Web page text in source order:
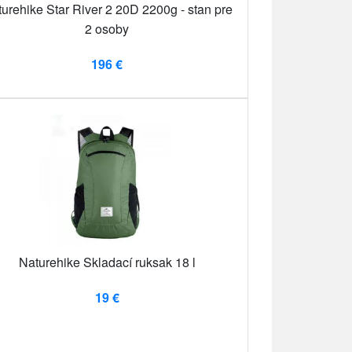
Star River 2 20D 2200g - stan pre
2 osoby
196 €
Naturehike Skladací ruksak 18 l
19 €